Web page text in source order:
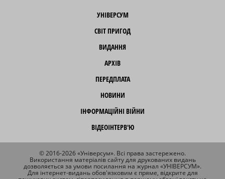
УНІВЕРСУМ
СВІТ ПРИГОД
ВИДАННЯ
АРХІВ
ПЕРЕДПЛАТА
НОВИНИ
ІНФОРМАЦІЙНІ ВІЙНИ
ВІДЕОІНТЕРВ'Ю
© 2016-2026 «Універсум». Всі права застережено.
Використання матеріалів сайту для друкованих видань
дозволяється за умови посилання на журнал «УНІВЕРСУМ».
Для інтернет-видань обов'язковим є пряме, відкрите для